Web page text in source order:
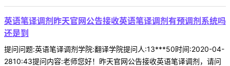
英语笔译调剂昨天官网公告接收英语笔译调剂有预调剂系统吗
还是到
提问问题:英语笔译调剂学院:翻译学院提问人:13***50时间:2020-04-
2810:43提问内容:老师您好！昨天官网公告接收英语笔译调剂，请问